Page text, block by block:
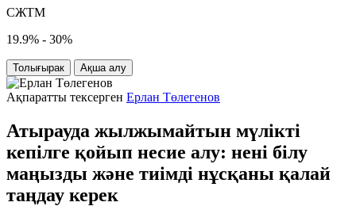
СЖТМ
19.9% - 30%
Толығырак Ақша алу
Ақпаратты тексерген Ерлан Төлегенов
Атырауда жылжымайтын мүлікті
кепілге қойып несие алу: нені білу
маңызды және тиімді нұсқаны қалай
таңдау керек